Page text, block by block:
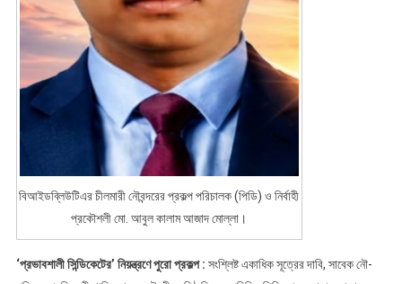
বিআইডব্লিউটিএর চীলমারী নৌবন্দরের প্রকল্প পরিচালক (পিডি) ও নির্বাহী
প্রকৌশলী মো. আবুল কালাম আজাদ মোল্লা।
‘প্রভাবশালী সিন্ডিকেটের’ নিয়ন্ত্রণে পুরো প্রকল্প : সংশ্লিষ্ট একাধিক সূত্রের দাবি, সাবেক নৌ-